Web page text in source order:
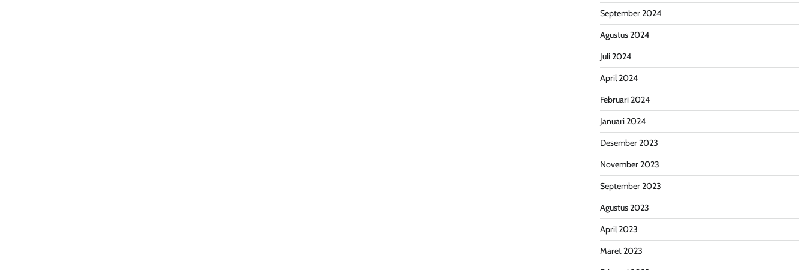
September 2024
Agustus 2024
Juli 2024
April 2024
Februari 2024
Januari 2024
Desember 2023
November 2023
September 2023
Agustus 2023
April 2023
Maret 2023